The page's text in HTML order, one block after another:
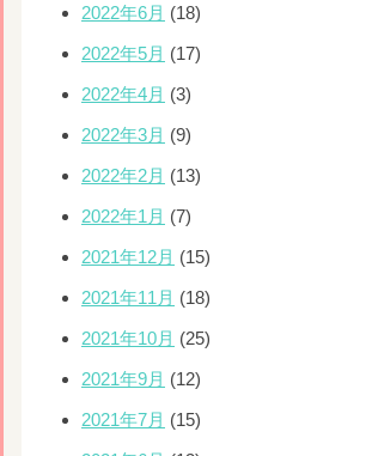
2022年6月 (18)
2022年5月 (17)
2022年4月 (3)
2022年3月 (9)
2022年2月 (13)
2022年1月 (7)
2021年12月 (15)
2021年11月 (18)
2021年10月 (25)
2021年9月 (12)
2021年7月 (15)